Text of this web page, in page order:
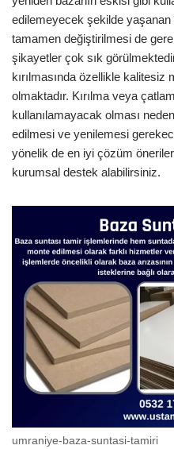
edilemeyecek şekilde yaşanan
tamamen değiştirilmesi de
şikayetler çok sık
kırılmasında özellikle
olmaktadır. Kırılma veya
kullanılamayacak olması
edilmesi ve yenilemesi
yönelik de en iyi çözüm
kurumsal destek alabilirsiniz.
umraniye-baza-suntasi-tamiri